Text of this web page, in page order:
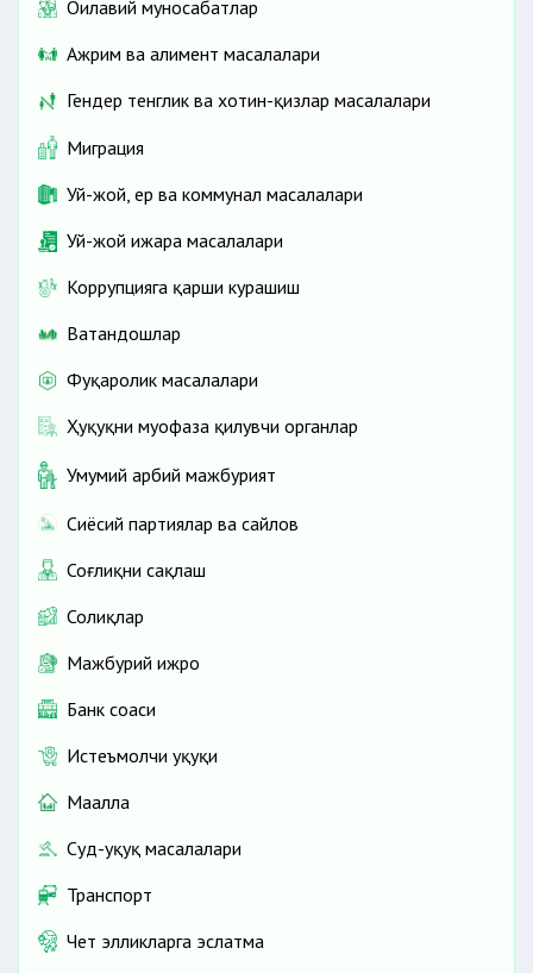
Оилавий муносабатлар
Ажрим ва алимент масалалари
Гендер тенглик ва хотин-қизлар масалалари
Миграция
Уй-жой, ер ва коммунал масалалари
Уй-жой ижара масалалари
Коррупцияга қарши курашиш
Ватандошлар
Фуқаролик масалалари
Ҳуқуқни муҳофаза қилувчи органлар
Умумий ҳарбий мажбурият
Сиёсий партиялар ва сайлов
Соғлиқни сақлаш
Солиқлар
Мажбурий ижро
Банк соҳаси
Истеъмолчи ҳуқуқи
Маҳалла
Суд-ҳуқуқ масалалари
Транспорт
Чет элликларга эслатма